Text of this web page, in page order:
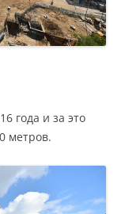
года и за это
метров.